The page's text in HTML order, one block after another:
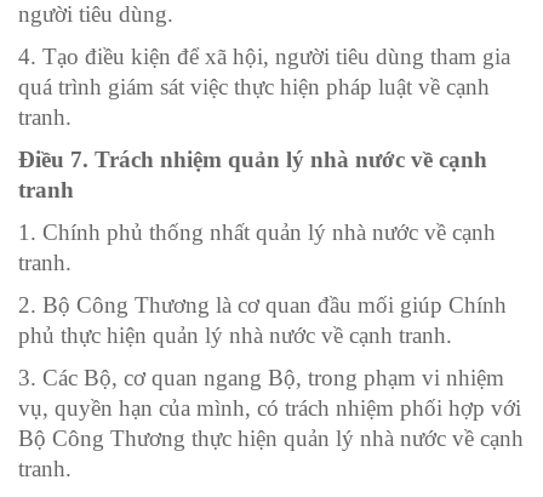
người tiêu dùng.
4. Tạo điều kiện để xã hội, người tiêu dùng tham gia
quá trình giám sát việc thực hiện pháp luật về cạnh
tranh.
Điều 7. Trách nhiệm quản lý nhà nước về cạnh
tranh
1. Chính phủ thống nhất quản lý nhà nước về cạnh
tranh.
2. Bộ Công Thương là cơ quan đầu mối giúp Chính
phủ thực hiện quản lý nhà nước về cạnh tranh.
3. Các Bộ, cơ quan ngang Bộ, trong phạm vi nhiệm
vụ, quyền hạn của mình, có trách nhiệm phối hợp với
Bộ Công Thương thực hiện quản lý nhà nước về cạnh
tranh.